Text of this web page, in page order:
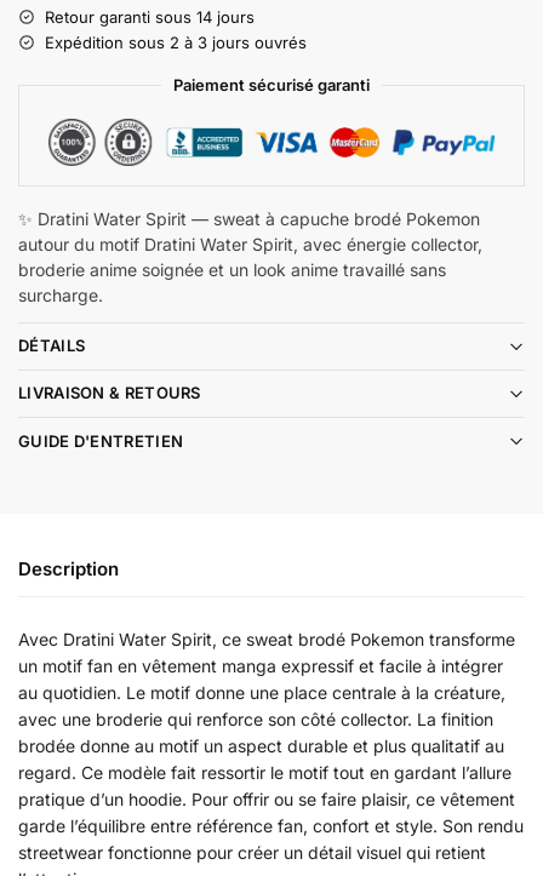
Retour garanti sous 14 jours
Expédition sous 2 à 3 jours ouvrés
Paiement sécurisé garanti
✨ Dratini Water Spirit — sweat à capuche brodé Pokemon
autour du motif Dratini Water Spirit, avec énergie collector,
broderie anime soignée et un look anime travaillé sans
surcharge.
DÉTAILS
LIVRAISON & RETOURS
GUIDE D'ENTRETIEN
Description
Avec Dratini Water Spirit, ce sweat brodé Pokemon transforme
un motif fan en vêtement manga expressif et facile à intégrer
au quotidien. Le motif donne une place centrale à la créature,
avec une broderie qui renforce son côté collector. La finition
brodée donne au motif un aspect durable et plus qualitatif au
regard. Ce modèle fait ressortir le motif tout en gardant l’allure
pratique d’un hoodie. Pour offrir ou se faire plaisir, ce vêtement
garde l’équilibre entre référence fan, confort et style. Son rendu
streetwear fonctionne pour créer un détail visuel qui retient